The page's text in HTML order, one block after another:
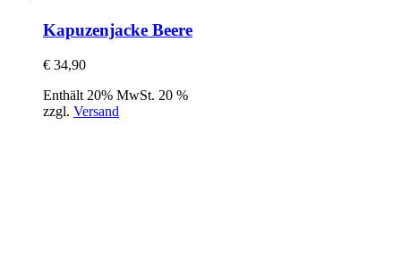
Kapuzenjacke Beere
€ 34,90
Enthält 20% MwSt. 20 %
zzgl. Versand